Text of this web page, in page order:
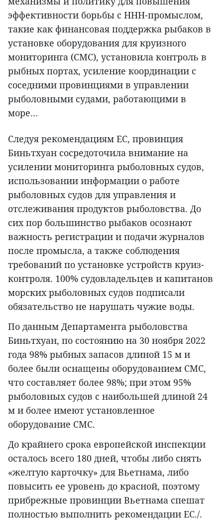
эффективности борьбы с ННН-промыслом,
такие как финансовая поддержка рыбаков в
установке оборудования для круизного
мониторинга (СМС), установила контроль в
рыбных портах, усиление координации с
соседними провинциями в управлении
рыболовными судами, работающими в
море…
Следуя рекомендациям ЕС, провинция
Биньтхуан сосредоточила внимание на
усилении мониторинга рыболовных судов,
использовании информации о работе
рыболовных судов для управления и
отслеживания продуктов рыболовства. До
сих пор большинство рыбаков осознают
важность регистрации и подачи журналов
после промысла, а также соблюдения
требований по установке устройств круиз-
контроля. 100% судовладельцев и капитанов
морских рыболовных судов подписали
обязательство не нарушать чужие воды.
По данным Департамента рыболовства
Биньтхуан, по состоянию на 30 ноября 2022
года 98% рыбных запасов длиной 15 м и
более были оснащены оборудованием СМС,
что составляет более 98%; при этом 95%
рыболовных судов с наибольшей длиной 24
м и более имеют установленное
оборудование СМС.
До крайнего срока европейской инспекции
осталось всего 180 дней, чтобы либо снять
«желтую карточку» для Вьетнама, либо
повысить ее уровень до красной, поэтому
прибрежные провинции Вьетнама спешат
полностью выполнить рекомендации ЕС./.